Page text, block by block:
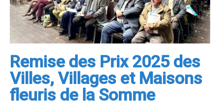
Remise des Prix 2025 des
Villes, Villages et Maisons
fleuris de la Somme